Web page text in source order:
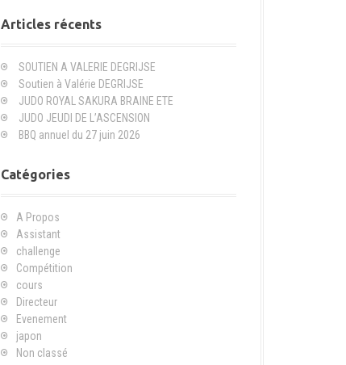
e
h
e
p
o
u
Articles récents
SOUTIEN A VALERIE DEGRIJSE
Soutien à Valérie DEGRIJSE
JUDO ROYAL SAKURA BRAINE ETE
JUDO JEUDI DE L’ASCENSION
BBQ annuel du 27 juin 2026
Catégories
A Propos
Assistant
challenge
Compétition
cours
Directeur
Evenement
japon
Non classé